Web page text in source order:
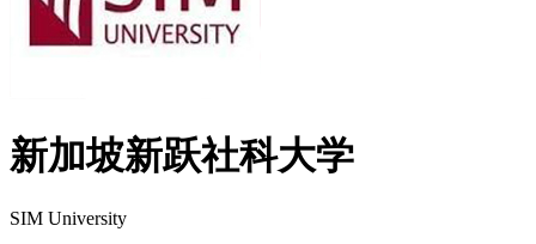
新加坡新跃社科大学
SIM University